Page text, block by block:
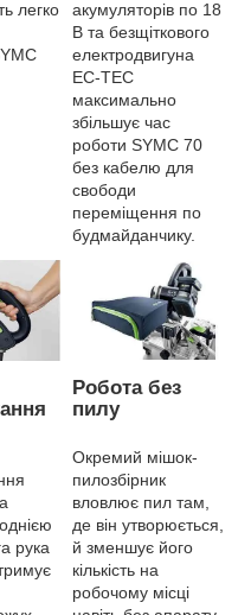
легко
акумуляторів по 18
В та безщіткового
електродвигуна
EC-TEC
максимально
збільшує час
роботи SYMC 70
без кабелю для
свободи
переміщення по
будмайданчику.
Робота без
пилу
рука
Окремий мішок-
пилозбірник
вловлює пил там,
де він утворюється,
й зменшує його
кількість на
робочому місці